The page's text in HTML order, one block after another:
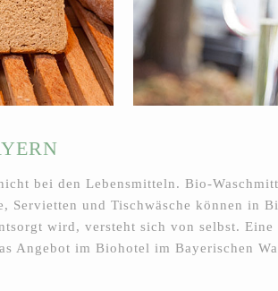
bei den Lebensmitteln. Bio-
und Tischwäsche können in
wird, versteht sich von selbst.
Angebot im Biohotel im Bayerischen